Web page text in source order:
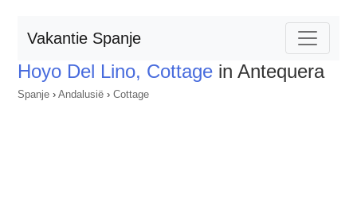
Vakantie Spanje
Hoyo Del Lino, Cottage in Antequera
Spanje › Andalusië › Cottage